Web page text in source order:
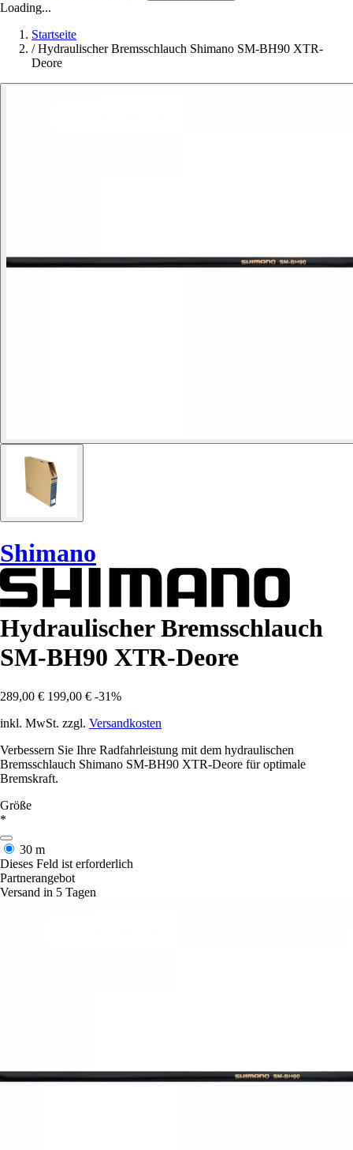
Loading...
Startseite
/ Hydraulischer Bremsschlauch Shimano SM-BH90 XTR-
Deore
Shimano
Hydraulischer Bremsschlauch
SM-BH90 XTR-Deore
289,00 € 199,00 € -31%
inkl. MwSt. zzgl. Versandkosten
Verbessern Sie Ihre Radfahrleistung mit dem hydraulischen
Bremsschlauch Shimano SM-BH90 XTR-Deore für optimale
Bremskraft.
Größe
*
30 m
Dieses Feld ist erforderlich
Partnerangebot
Versand in 5 Tagen